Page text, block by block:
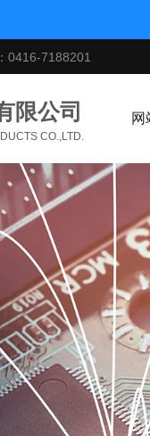
0416-7188201
网
限公司
CO.,LTD.